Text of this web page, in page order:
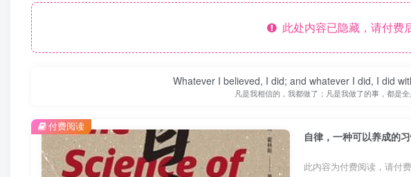
此处内容已隐藏，请付费
Whatever I believed, I did; and whatever I did, I did
凡是我相信的，我都做了；凡是我做了的事，都是
自律，一种可以养成的
此内容为付费阅读，请付
付费阅读